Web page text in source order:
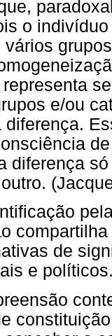
o
vários
e/ou
diferença.
diferença
de
e